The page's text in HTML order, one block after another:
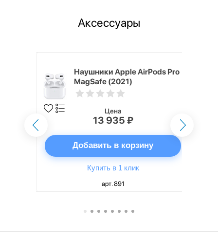
Аксессуары
Наушники Apple AirPods Pro
MagSafe (2021)
Цена
13 935 ₽
Добавить в корзину
Купить в 1 клик
арт. 891